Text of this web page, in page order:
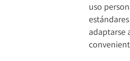
uso
adaptarse